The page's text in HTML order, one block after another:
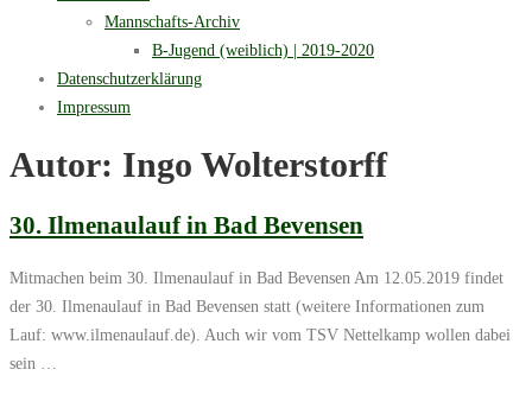
Mannschafts-Archiv
B-Jugend (weiblich) | 2019-2020
Datenschutzerklärung
Impressum
Autor: Ingo Wolterstorff
30. Ilmenaulauf in Bad Bevensen
Mitmachen beim 30. Ilmenaulauf in Bad Bevensen Am 12.05.2019 findet
der 30. Ilmenaulauf in Bad Bevensen statt (weitere Informationen zum
Lauf: www.ilmenaulauf.de). Auch wir vom TSV Nettelkamp wollen dabei
sein …